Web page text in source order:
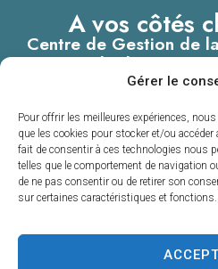
Gérer le
Pour offrir les meilleures expériences,
que les cookies pour stocker et/ou
fait de consentir à ces technologies nous
telles que le comportement de navigation
de ne pas consentir ou de retirer son
sur certaines caractéristiques et fonctions.
A vos côtés
Centre de Gestion de
Territoriale du Gers
4, Place du Maréchal Lannes
– B.P. 80002
32001 AUCH CEDEX
05 62 60 15 00
Nous contacter